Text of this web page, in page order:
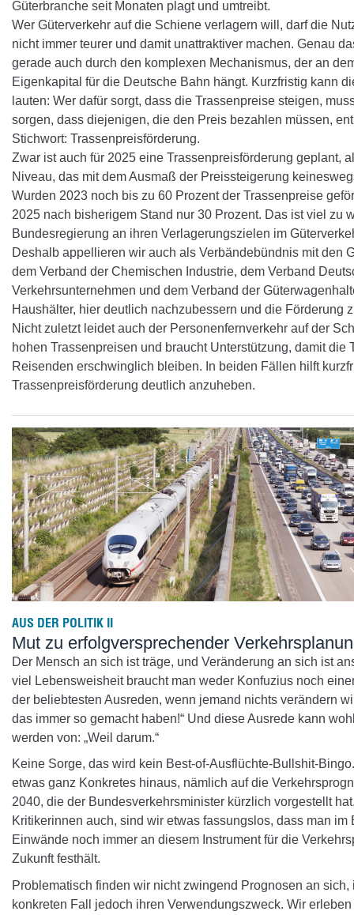
Güterbranche seit Monaten plagt und umtreibt.
Wer Güterverkehr auf die Schiene verlagern will, darf die
nicht immer teurer und damit unattraktiver machen. Genau
gerade auch durch den komplexen Mechanismus, der an
Eigenkapital für die Deutsche Bahn hängt. Kurzfristig kann
lauten: Wer dafür sorgt, dass die Trassenpreise steigen,
sorgen, dass diejenigen, die den Preis bezahlen müssen,
Stichwort: Trassenpreisförderung.
Zwar ist auch für 2025 eine Trassenpreisförderung geplant,
Niveau, das mit dem Ausmaß der Preissteigerung
Wurden 2023 noch bis zu 60 Prozent der Trassenpreise
2025 nach bisherigem Stand nur 30 Prozent. Das ist viel zu
Bundesregierung an ihren Verlagerungszielen im
Deshalb appellieren wir auch als Verbändebündnis mit den
dem Verband der Chemischen Industrie, dem Verband
Verkehrsunternehmen und dem Verband der
Haushälter, hier deutlich nachzubessern und die Förderung
Nicht zuletzt leidet auch der Personenfernverkehr auf der
hohen Trassenpreisen und braucht Unterstützung, damit die
Reisenden erschwinglich bleiben. In beiden Fällen hilft
Trassenpreisförderung deutlich anzuheben.
AUS DER POLITIK II
Mut zu erfolgversprechender
Der Mensch an sich ist träge, und Veränderung an sich ist
viel Lebensweisheit braucht man weder Konfuzius noch
der beliebtesten Ausreden, wenn jemand nichts verändern
das immer so gemacht haben!“ Und diese Ausrede kann
werden von: „Weil darum.“
Keine Sorge, das wird kein Best-of-Ausflüchte-Bullshit-
etwas ganz Konkretes hinaus, nämlich auf die
2040, die der Bundesverkehrsminister kürzlich vorgestellt
Kritikerinnen auch, sind wir etwas fassungslos, dass man im
Einwände noch immer an diesem Instrument für die
Zukunft festhält.
Problematisch finden wir nicht zwingend Prognosen an sich,
konkreten Fall jedoch ihren Verwendungszweck. Wir